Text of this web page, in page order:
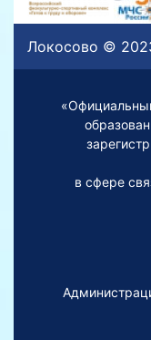
Локосово ©
в сфере